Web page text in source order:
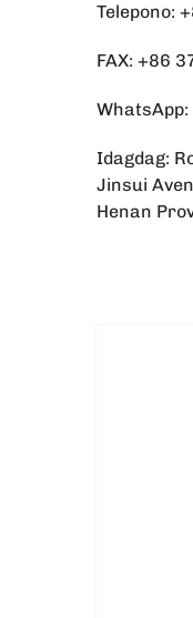
Telepono:
FAX: +86
WhatsApp:
Idagdag:
Jinsui
Henan